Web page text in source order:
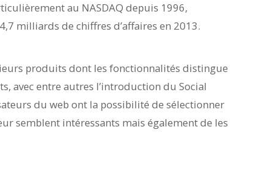
au NASDAQ depuis 1996,
milliards de chiffres d’affaires en 2013.
produits dont les fonctionnalités distingue
avec entre autres l’introduction du Social
du web ont la possibilité de sélectionner
semblent intéressants mais également de les